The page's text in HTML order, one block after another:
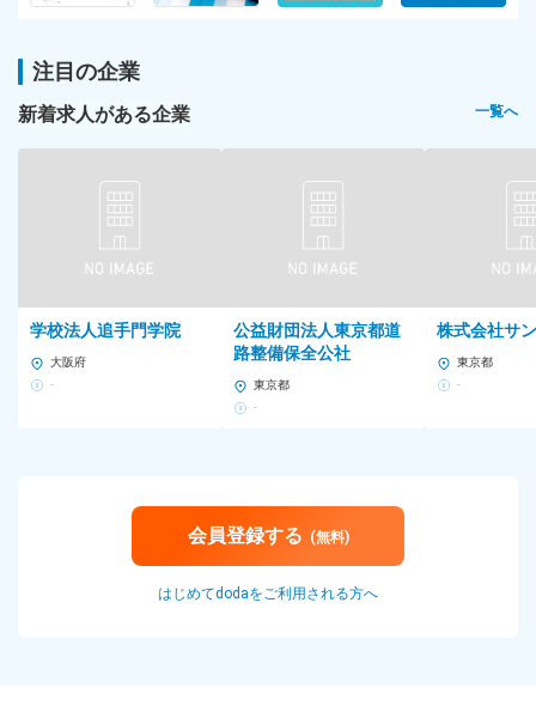
注目の企業
新着求人がある企業 一覧へ
学校法人追手門学院
大阪府
-
公益財団法人東京都道
路整備保全公社
東京都
-
株式会社サ
東京都
-
会員登録する (無料)
はじめてdodaをご利用される方へ